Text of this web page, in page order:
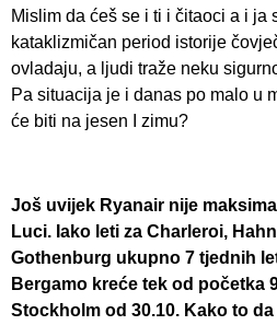
Mislim da ćeš se i ti i čitaoci a i ja
kataklizmičan period istorije
ovladaju, a ljudi traže neku
Pa situacija je i danas po malo u
će biti na jesen I zimu?
Još uvijek Ryanair nije
Luci. Iako leti za Charleroi,
Gothenburg ukupno 7 tjednih
Bergamo kreće tek od početka
Stockholm od 30.10. Kako to